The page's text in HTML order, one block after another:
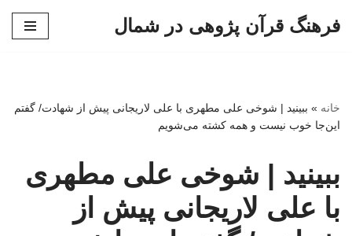
فرهنگ قرآن پژوهی در شمال
خانه » ببینید | شوخی علی مطهری با علی لاریجانی پیش از شهادت/ گفتم
این‌جا خوب نیست و همه کشته می‌شویم
ببینید | شوخی علی مطهری
با علی لاریجانی پیش از